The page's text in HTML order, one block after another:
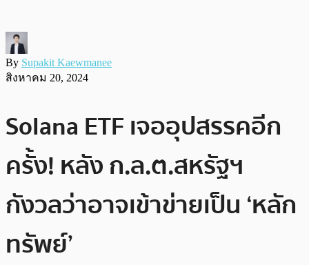
By Supakit Kaewmanee
สิงหาคม 20, 2024
Solana ETF เจออุปสรรคอีก
ครั้ง! หลัง ก.ล.ต.สหรัฐฯ
กังวลว่าอาจเข้าข่ายเป็น ‘หลัก
ทรัพย์’